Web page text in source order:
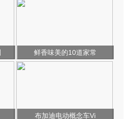
鲜香味美的10道家常
布加迪电动概念车Vi